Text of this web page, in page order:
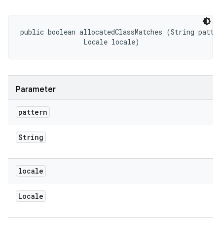
public boolean allocatedClassMatches (String
                Locale locale)
Parameter
pattern
String
locale
Locale